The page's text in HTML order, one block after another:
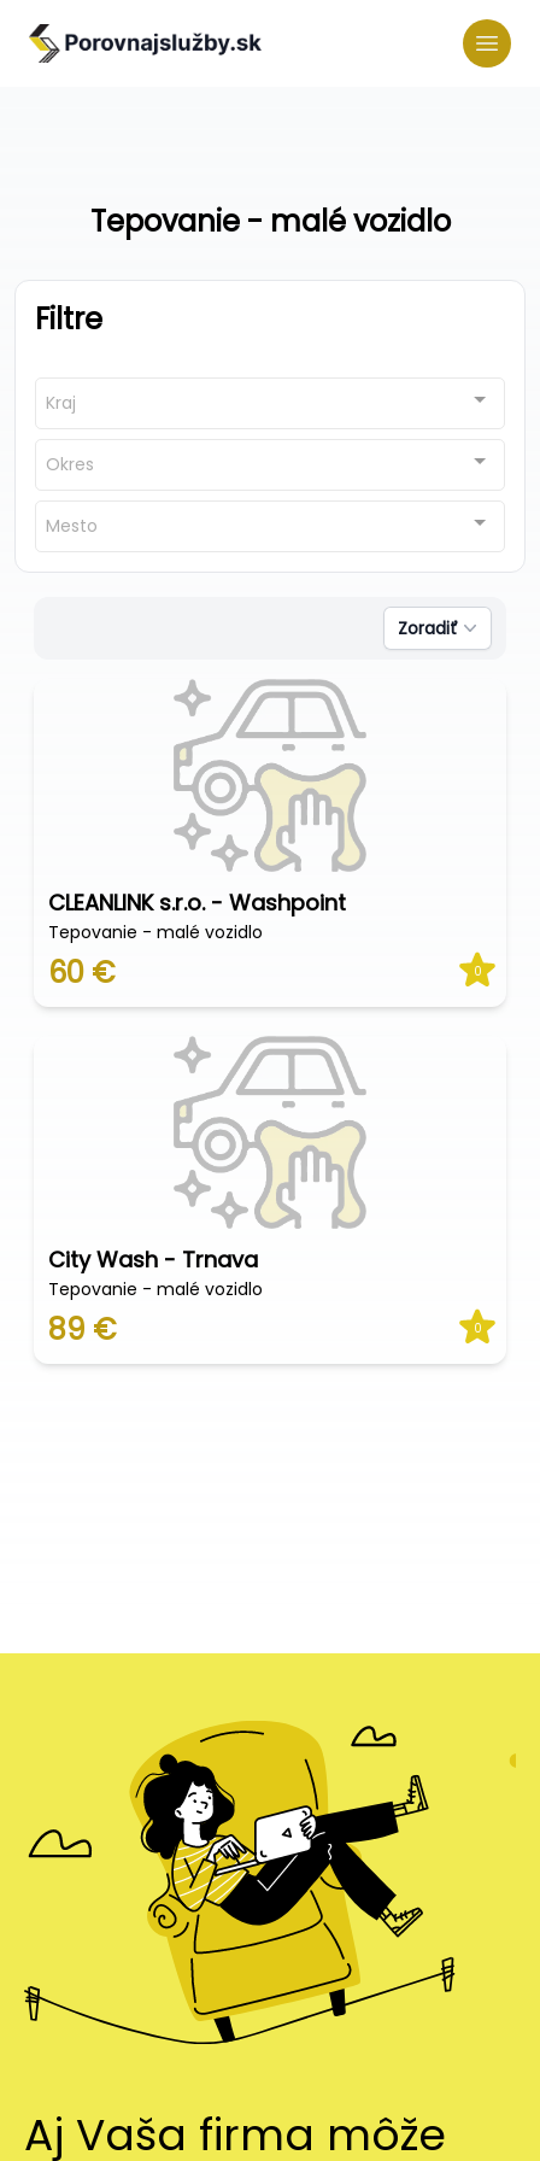
Tepovanie - malé vozidlo
Filtre
Kraj
Okres
Mesto
Zoradiť
CLEANLINK s.r.o. - Washpoint
Tepovanie - malé vozidlo
60 € 0
City Wash - Trnava
Tepovanie - malé vozidlo
89 € 0
Aj Vaša firma môže